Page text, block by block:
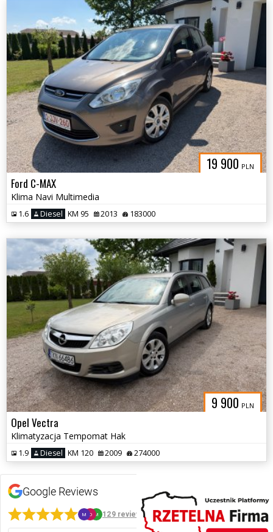
19 900 PLN
Ford C-MAX
Klima Navi Multimedia
1.6 Diesel KM 95 2013 183000
9 900 PLN
Opel Vectra
Klimatyzacja Tempomat Hak
1.9 Diesel KM 120 2009 274000
Google Reviews
M O M 129 reviews 5